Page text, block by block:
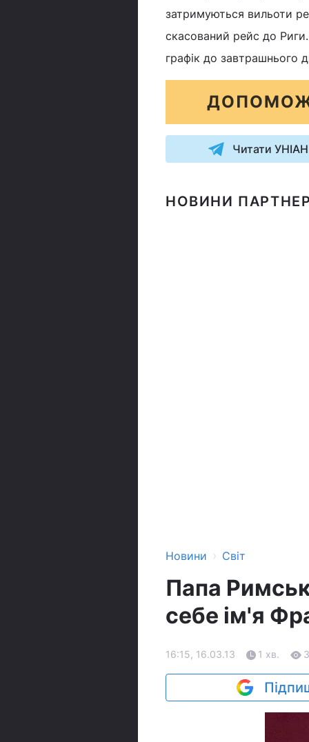
затримуються вильоти
скасований рейс до
графік до завтрашнього
Читати
НОВИНИ
Новини › Світ
Папа
себе ім'я
16:15, 16.03.13 1 хв.